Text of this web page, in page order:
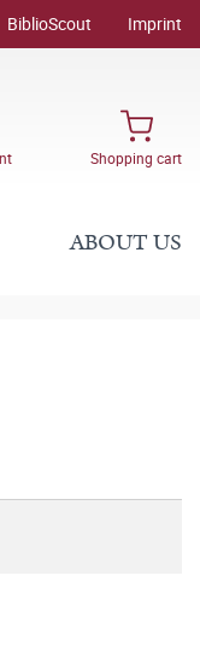
BiblioScout Imprint
Shopping cart
ABOUT US